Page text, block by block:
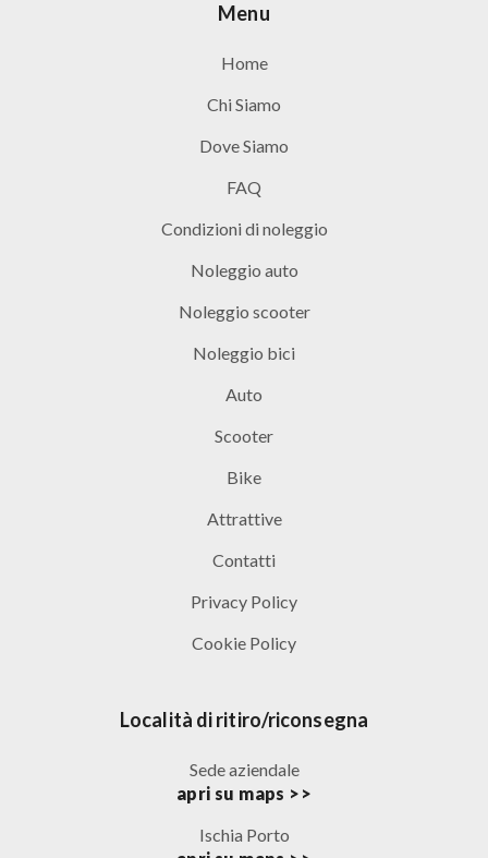
Menu
Home
Chi Siamo
Dove Siamo
FAQ
Condizioni di noleggio
Noleggio auto
Noleggio scooter
Noleggio bici
Auto
Scooter
Bike
Attrattive
Contatti
Privacy Policy
Cookie Policy
Località di ritiro/riconsegna
Sede aziendale
apri su maps >>
Ischia Porto